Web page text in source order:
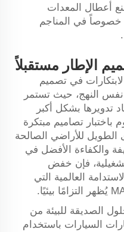
أعطال المعدات
خصوصاً في المناجم
الإطار مستقبلاً
ساهمت الاستدامة فيDriving الابتكارات في تصميم
نفس النهج، حيث تستمر
تدويرها بشكل أكبر
باختبار تصاميم مبتكرة
الطويل للأراضي الصالحة
والكفاءة الأفضل في
فإن خفض
العالمية التي
الصديقة للبيئة من
السيارات باستخدام